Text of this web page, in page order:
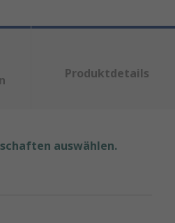
Produktdetails
auswählen.